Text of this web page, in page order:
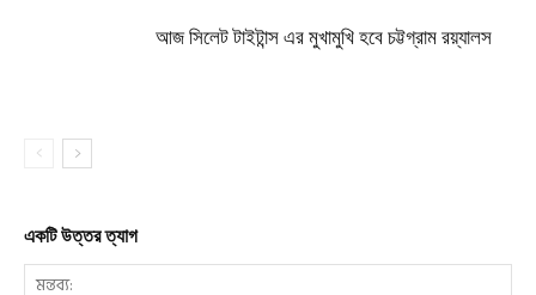
আজ সিলেট টাইটান্স এর মুখামুখি হবে চট্টগ্রাম রয়্যালস
একটি উত্তর ত্যাগ